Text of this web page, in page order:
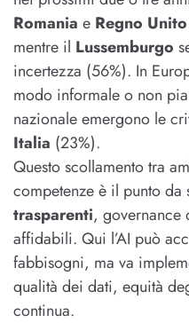
Romania e Regno Unito
mentre il Lussemburgo
incertezza (56%). In
modo informale o non
nazionale emergono le
Italia (23%).
Questo scollamento tra
competenze è il punto da
trasparenti,
affidabili. Qui l’AI può
fabbisogni, ma va
qualità dei dati, equità
continua.